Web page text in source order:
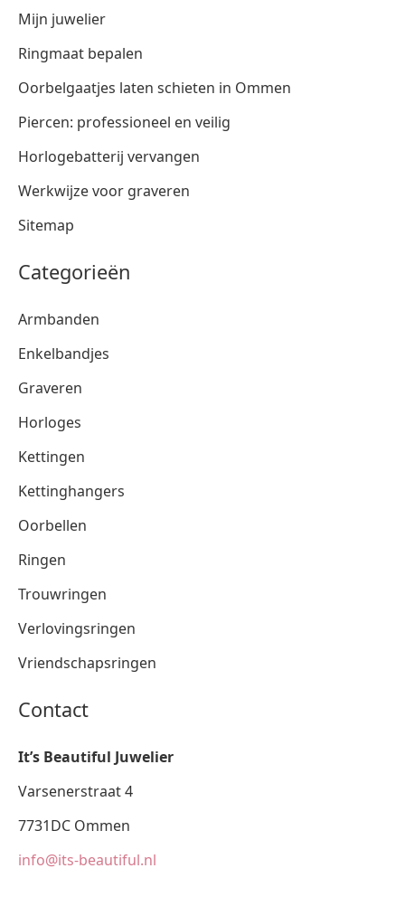
Mijn juwelier
Ringmaat bepalen
Oorbelgaatjes laten schieten in Ommen
Piercen: professioneel en veilig
Horlogebatterij vervangen
Werkwijze voor graveren
Sitemap
Categorieën
Armbanden
Enkelbandjes
Graveren
Horloges
Kettingen
Kettinghangers
Oorbellen
Ringen
Trouwringen
Verlovingsringen
Vriendschapsringen
Contact
It’s Beautiful Juwelier
Varsenerstraat 4
7731DC Ommen
info@its-beautiful.nl